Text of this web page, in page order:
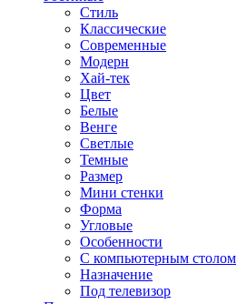
Стиль
Классические
Современные
Модерн
Хай-тек
Цвет
Белые
Венге
Светлые
Темные
Размер
Мини стенки
Форма
Угловые
Особенности
С компьютерным столом
Назначение
Под телевизор